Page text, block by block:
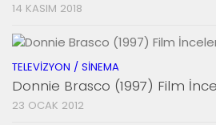
14 KASIM 2018
TELEVIZYON / SINEMA
Donnie Brasco (1997) Film
23 OCAK 2012